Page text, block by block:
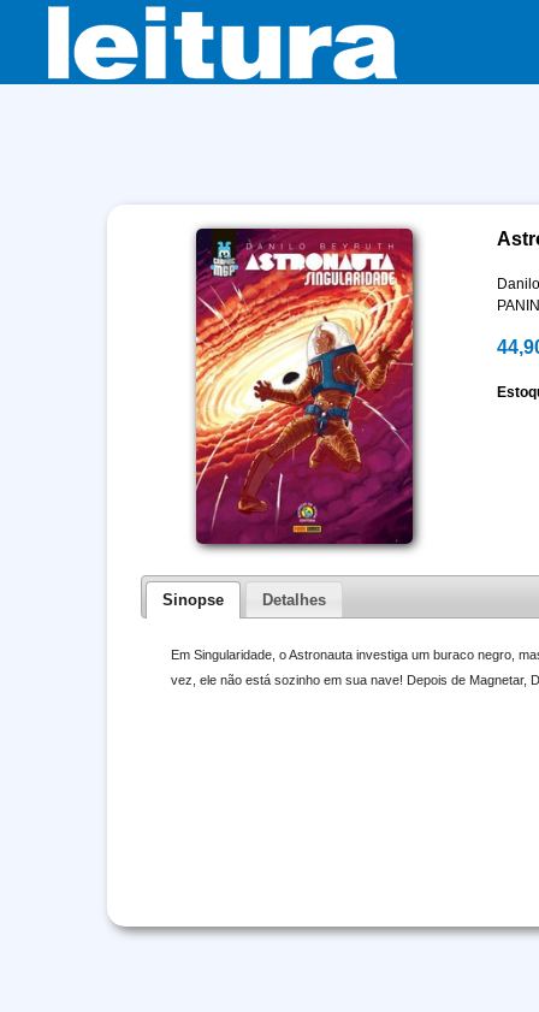
Sinopse Detalhes
Em Singularidade, o Astronauta investiga um buraco negro,
vez, ele não está sozinho em sua nave! Depois de Magnetar,